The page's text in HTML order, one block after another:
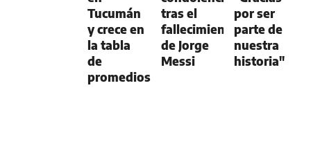
Tucumán
y crece en
la tabla
de
promedios
tras el
fallecimiento
de Jorge
Messi
por ser
parte de
nuestra
historia"